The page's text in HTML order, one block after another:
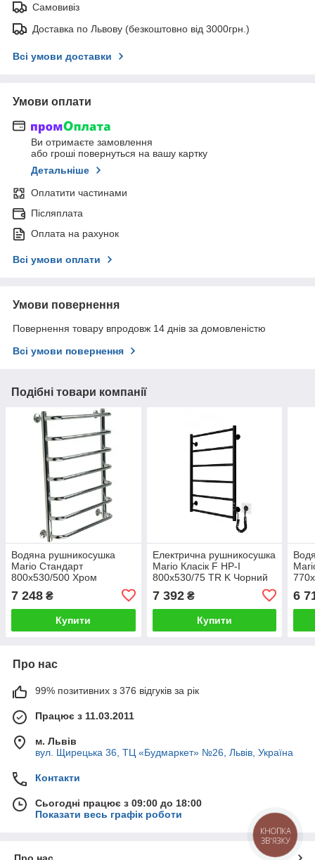
Самовивіз
Доставка по Львову (безкоштовно від 3000грн.)
Всі умови доставки
Умови оплати
Ви отримаєте замовлення
або гроші повернуться на вашу картку
Детальніше
Оплатити частинами
Післяплата
Оплата на рахунок
Всі умови оплати
Умови повернення
Повернення товару впродовж 14 днів за домовленістю
Всі умови повернення
Подібні товари компанії
Водяна рушникосушка
Mario Стандарт
800x530/500 Хром
7 248 ₴
Купити
Електрична рушникосушка
Mario Класік F НР-I
800x530/75 TR K Чорний
7 392₴
Купити
6
Про нас
99% позитивних з 376 відгуків за рік
Працює з 11.03.2011
м. Львів
вул. Щирецька 36, ТЦ «Будмаркет» №26, Львів, Україна
Контакти
Сьогодні працює з 09:00 до 18:00
Показати весь графік роботи
КНОПКА
ЗВ'ЯЗКУ